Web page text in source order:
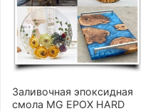
Заливочная эпоксидная
смола MG EPOX HARD